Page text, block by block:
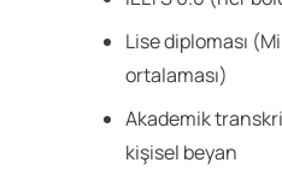
Lise diploması
ortalaması)
Akademik
kişisel beyan